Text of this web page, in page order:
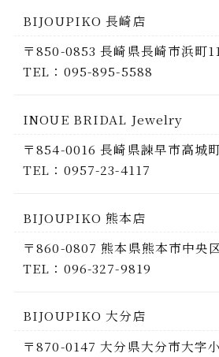
BIJOUPIKO 長崎店
〒850-0853 長崎県長崎市浜町
TEL：095-895-5588
INOUE BRIDAL Jewelry
〒854-0016 長崎県諫早市高城
TEL：0957-23-4117
BIJOUPIKO 熊本店
〒860-0807 熊本県熊本市中央
TEL：096-327-9819
BIJOUPIKO 大分店
〒870-0147 大分県大分市大字